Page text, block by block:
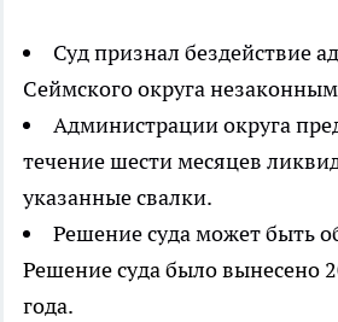
Суд признал бездействие
Сеймского округа
Администрации округа
течение шести месяцев
указанные свалки.
Решение суда может быть
Решение суда было вынесено
года.